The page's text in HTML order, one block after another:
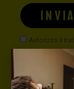
Autorizzo il
Nuovo Codice
politica sulla
INVIA